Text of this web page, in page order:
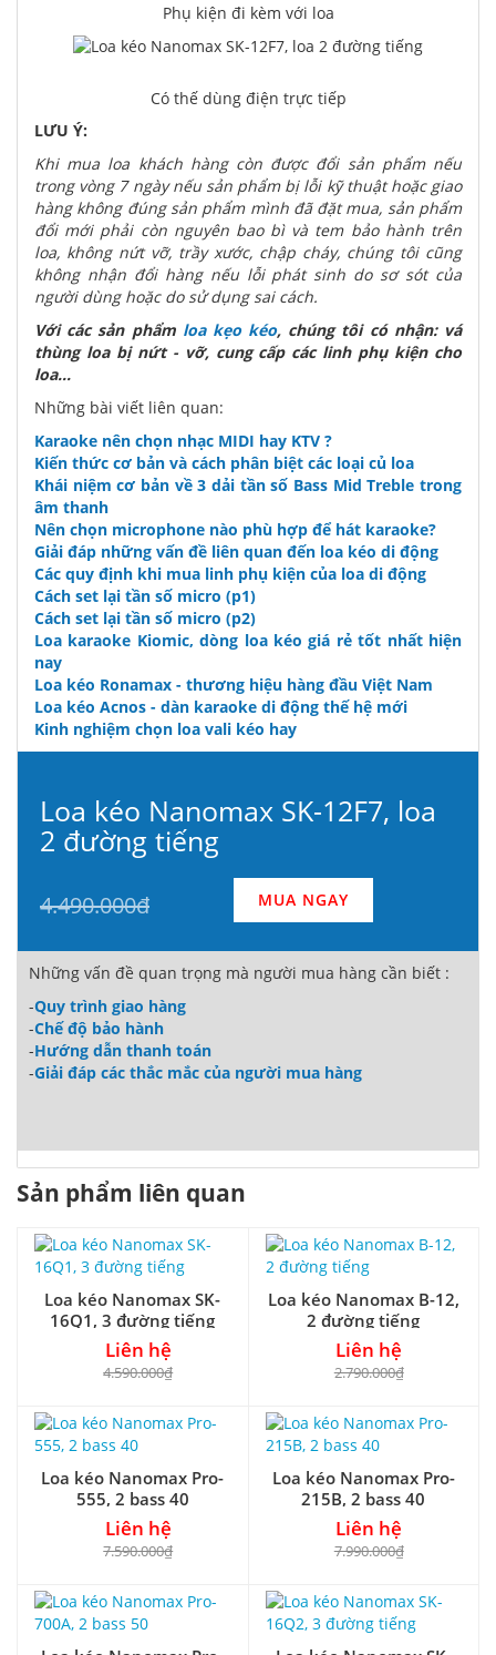
Phụ kiện đi kèm với loa
Có thế dùng điện trực tiếp
LƯU Ý:
Khi mua loa khách hàng còn được đổi sản phẩm nếu
trong vòng 7 ngày nếu sản phẩm bị lỗi kỹ thuật hoặc giao
hàng không đúng sản phẩm mình đã đặt mua, sản phẩm
đổi mới phải còn nguyên bao bì và tem bảo hành trên
loa, không nứt vỡ, trầy xước, chập cháy, chúng tôi cũng
không nhận đổi hàng nếu lỗi phát sinh do sơ sót của
người dùng hoặc do sử dụng sai cách.
Với các sản phẩm loa kẹo kéo, chúng tôi có nhận: vá
thùng loa bị nứt - vỡ, cung cấp các linh phụ kiện cho
loa...
Những bài viết liên quan:
Karaoke nên chọn nhạc MIDI hay KTV ?
Kiến thức cơ bản và cách phân biệt các loại củ loa
Khái niệm cơ bản về 3 dải tần số Bass Mid Treble trong
âm thanh
Nên chọn microphone nào phù hợp để hát karaoke?
Giải đáp những vấn đề liên quan đến loa kéo di động
Các quy định khi mua linh phụ kiện của loa di động
Cách set lại tần số micro (p1)
Cách set lại tần số micro (p2)
Loa karaoke Kiomic, dòng loa kéo giá rẻ tốt nhất hiện
nay
Loa kéo Ronamax - thương hiệu hàng đầu Việt Nam
Loa kéo Acnos - dàn karaoke di động thế hệ mới
Kinh nghiệm chọn loa vali kéo hay
Loa kéo Nanomax SK-12F7, loa
2 đường tiếng
4.490.000đ MUA NGAY
Những vấn đề quan trọng mà người mua hàng cần biết :
-Quy trình giao hàng
-Chế độ bảo hành
-Hướng dẫn thanh toán
-Giải đáp các thắc mắc của người mua hàng
Sản phẩm liên quan
Loa kéo Nanomax SK-
16Q1, 3 đường tiếng
Liên hệ
4.590.000₫
Loa kéo Nanomax B-12,
2 đường tiếng
Liên hệ
2.790.000₫
Loa kéo Nanomax Pro-
555, 2 bass 40
Liên hệ
7.590.000₫
Loa kéo Nanomax Pro-
215B, 2 bass 40
Liên hệ
7.990.000₫